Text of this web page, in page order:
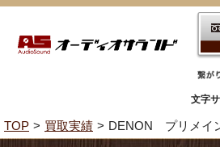
文字
TOP 買取実績 DENON プリメイ